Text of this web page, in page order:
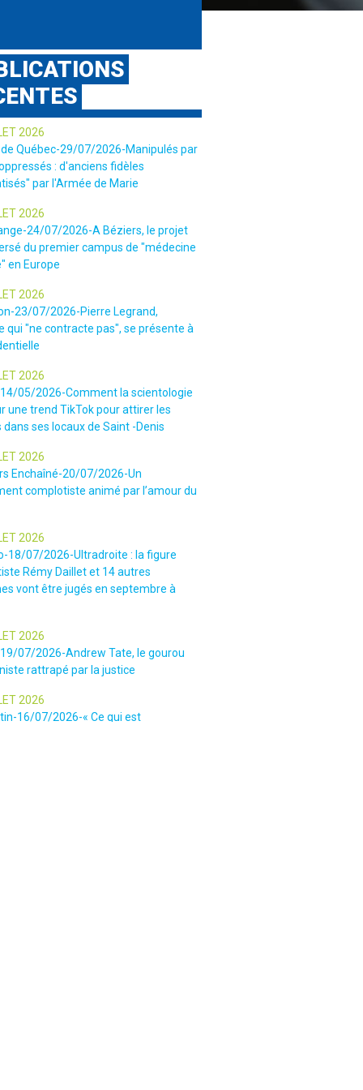
2026
Québec-29/07/2026-Manipulés par
: d'anciens fidèles
par l'Armée de Marie
2026
24/07/2026-A Béziers, le projet
du premier campus de "médecine
en Europe
2026
23/07/2026-Pierre Legrand,
qui "ne contracte pas", se présente à
2026
05/2026-Comment la scientologie
une trend TikTok pour attirer les
ses locaux de Saint -Denis
2026
Enchaîné-20/07/2026-Un
complotiste animé par l’amour du
2026
18/07/2026-Ultradroite : la figure
Rémy Daillet et 14 autres
vont être jugés en septembre à
2026
07/2026-Andrew Tate, le gourou
rattrapé par la justice
2026
16/07/2026-« Ce qui est